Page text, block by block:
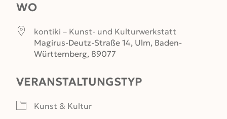
WO
kontiki – Kunst- und Kulturwerkstatt
Magirus-Deutz-Straße 14, Ulm, Baden-
Württemberg, 89077
VERANSTALTUNGSTYP
Kunst & Kultur